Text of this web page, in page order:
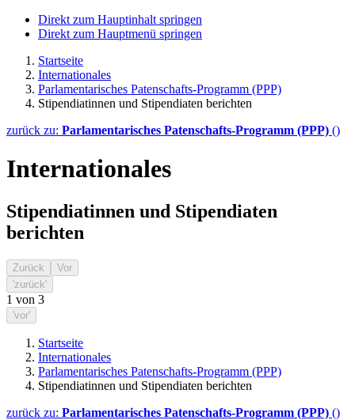
Direkt zum Hauptinhalt springen
Direkt zum Hauptmenü springen
Startseite
Internationales
Parlamentarisches Patenschafts-Programm (PPP)
Stipendiatinnen und Stipendiaten berichten
zurück zu: Parlamentarisches Patenschafts-Programm (PPP) ()
Internationales
Stipendiatinnen und Stipendiaten
berichten
Zurück
Vor
'zurück'
1 von 3
'vor'
Startseite
Internationales
Parlamentarisches Patenschafts-Programm (PPP)
Stipendiatinnen und Stipendiaten berichten
zurück zu: Parlamentarisches Patenschafts-Programm (PPP) ()